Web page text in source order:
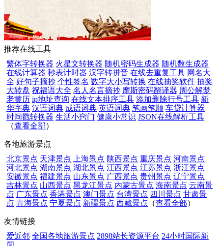
推荐在线工具
繁体字转换器 火星文转换器 随机密码生成器 随机数生成器
在线计算器 秒表计时器 汉字转拼音 在线去重复工具 网名大
全 好句子摘抄 个性签名 数字大小写转换 在线抽奖软件 抽奖
大转盘 祝福语大全 名人名言摘抄 摩斯密码翻译器 周公解梦
老黄历 ip地址查询 在线文本排序工具 添加删除行号工具 新
华字典 汉语词典 成语词典 英语词典 笔画笔顺 车贷计算器
时间戳转换器 生活小窍门 健康小常识 JSON在线解析工具
（查看全部）
各地旅游景点
北京景点 天津景点 上海景点 陕西景点 重庆景点 河南景点
河北景点 湖南景点 湖北景点 江西景点 江苏景点 浙江景点
安徽景点 福建景点 山东景点 广西景点 贵州景点 辽宁景点
吉林景点 山西景点 黑龙江景点 内蒙古景点 海南景点 云南景
点 广东景点 香港景点 澳门景点 台湾景点 四川景点 甘肃景
点 青海景点 宁夏景点 新疆景点 西藏景点 （查看全部）
友情链接
爱近邻 全国各地旅游景点 2898站长资源平台 24小时国际新